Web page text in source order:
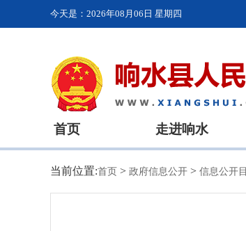
今天是： 2026年08月06日 星期四
首页 走进响水
当前位置:首页 > 政府信息公开 > 信息公开